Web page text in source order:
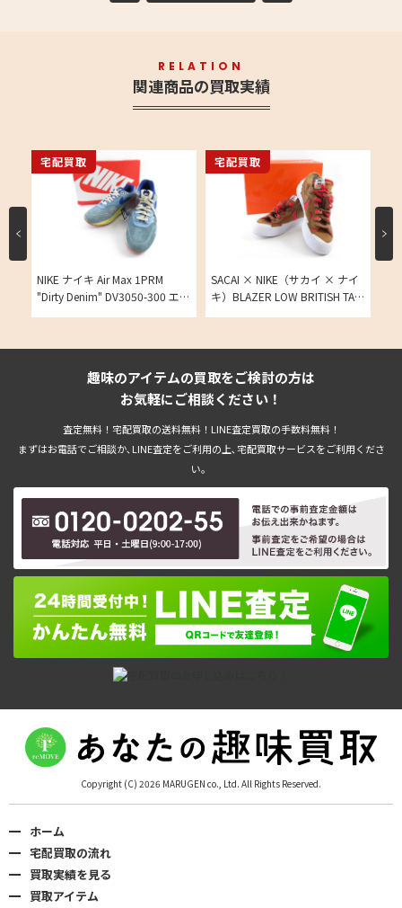
RELATION
関連商品の買取実績
NIKE ナイキ Air Max 1PRM
"Dirty Denim" DV3050-300 エア
宅配買取
SACAI × NIKE（サカイ × ナイ
キ）BLAZER LOW BRITISH TAN
宅配買取
趣味のアイテムの買取をご検討の方は
お気軽にご相談ください！
査定無料！宅配買取の送料無料！LINE査定買取の手数料無料！
まずはお電話でご相談か､LINE査定をご利用の上､宅配買取サービスをご利用くださ
い。
Copyright (C) 2026 MARUGEN co., Ltd. All Rights Reserved.
ホーム
宅配買取の流れ
買取実績を見る
買取アイテム